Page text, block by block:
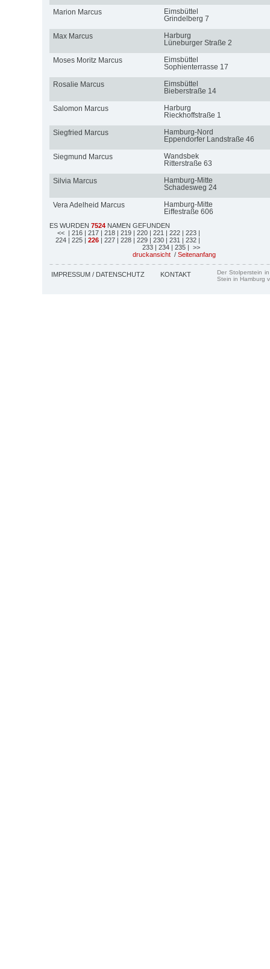
Marion Marcus
Eimsbüttel
Grindelberg 7
Max Marcus
Harburg
Lüneburger Straße 2
Moses Moritz Marcus
Eimsbüttel
Sophienterrasse 17
Rosalie Marcus
Eimsbüttel
Bieberstraße 14
Salomon Marcus
Harburg
Rieckhoffstraße 1
Siegfried Marcus
Hamburg-Nord
Eppendorfer Landstraße 46
Siegmund Marcus
Wandsbek
Ritterstraße 63
Silvia Marcus
Hamburg-Mitte
Schadesweg 24
Vera Adelheid Marcus
Hamburg-Mitte
Eiffestraße 606
ES WURDEN 7524 NAMEN GEFUNDEN
<< | 216 | 217 | 218 | 219 | 220 | 221 | 222 | 223 |
224 | 225 | 226 | 227 | 228 | 229 | 230 | 231 | 232 |
233 | 234 | 235 | >>
druckansicht / Seitenanfang
IMPRESSUM / DATENSCHUTZ KONTAKT
Der Stolperstein
Stein in Hamburg